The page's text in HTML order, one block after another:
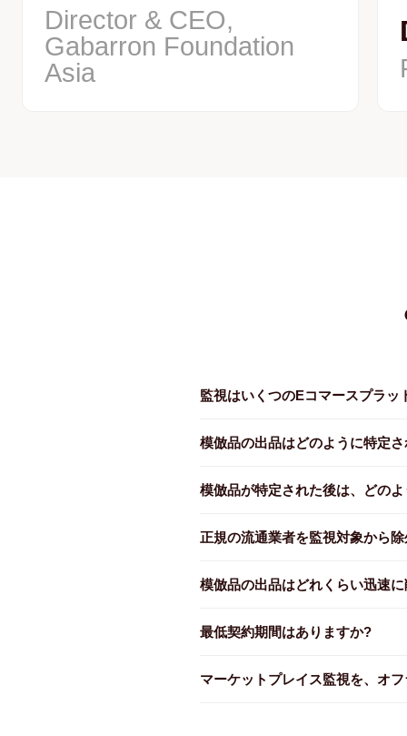
Director & CEO,
Gabarron Foundation
Asia
監視はいくつのEコマースプラ
模倣品の出品はどのように特定
模倣品が特定された後は、どの
正規の流通業者を監視対象から
模倣品の出品はどれくらい迅速
最低契約期間はありますか?
マーケットプレイス監視を、オ